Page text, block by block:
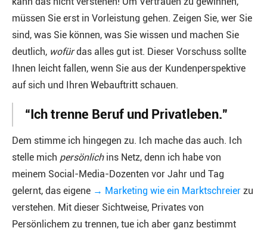
müssen Sie erst in Vorleistung gehen. Zeigen Sie, wer Sie
sind, was Sie können, was Sie wissen und machen Sie
deutlich, wofürdas alles gut ist. Dieser Vorschuss sollte
Ihnen leicht fallen, wenn Sie aus der Kundenperspektive
auf sich und Ihren Webauftritt schauen.
“Ich trenne Beruf und Privatleben.”
Dem stimme ich hingegen zu. Ich mache das auch. Ich
stelle mich persönlichins Netz, denn ich habe von
meinem Social-Media-Dozenten vor Jahr und Tag
gelernt, das eigene → Marketing wie ein Marktschreier zu
verstehen. Mit dieser Sichtweise, Privates von
Persönlichem zu trennen, tue ich aber ganz bestimmt